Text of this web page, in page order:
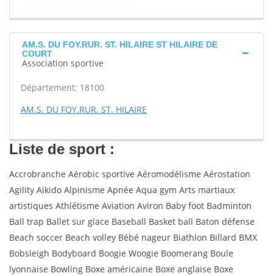
AM.S. DU FOY.RUR. ST. HILAIRE ST HILAIRE DE
COURT
Association sportive
Département: 18100
AM.S. DU FOY.RUR. ST. HILAIRE
Liste de sport :
Accrobranche Aérobic sportive Aéromodélisme Aérostation
Agility Aikido Alpinisme Apnée Aqua gym Arts martiaux
artistiques Athlétisme Aviation Aviron Baby foot Badminton
Ball trap Ballet sur glace Baseball Basket ball Baton défense
Beach soccer Beach volley Bébé nageur Biathlon Billard BMX
Bobsleigh Bodyboard Boogie Woogie Boomerang Boule
lyonnaise Bowling Boxe américaine Boxe anglaise Boxe